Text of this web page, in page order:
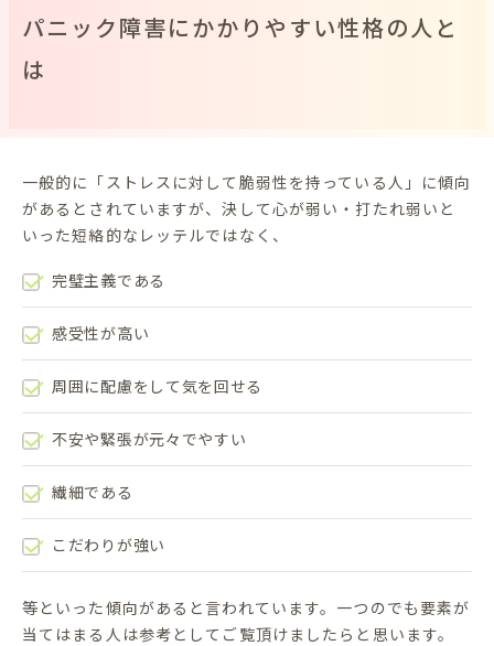
パニック障害にかかりやすい性格の人と
は
一般的に「ストレスに対して脆弱性を持っている人」に傾向
があるとされていますが、決して心が弱い・打たれ弱いと
いった短絡的なレッテルではなく、
完璧主義である
感受性が高い
周囲に配慮をして気を回せる
不安や緊張が元々でやすい
繊細である
こだわりが強い
等といった傾向があると言われています。一つのでも要素が
当てはまる人は参考としてご覧頂けましたらと思います。